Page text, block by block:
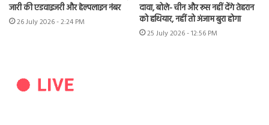
जारी की एडवाइजरी और हेल्पलाइन नंबर
26 July 2026 - 2:24 PM
दावा, बोले- चीन और रूस नहीं देंगे तेहरान
को हथियार, नहीं तो अंजाम बुरा होगा
25 July 2026 - 12:56 PM